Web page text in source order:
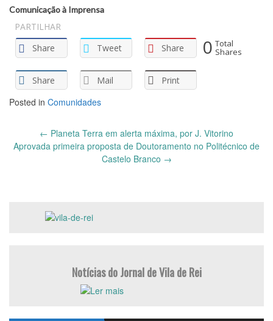
Comunicação à Imprensa
PARTILHAR
Share
Tweet Share
Share Mail Print
0 Total
Shares
Posted in Comunidades
navigation
← Planeta Terra em alerta máxima, por J. Vitorino
Aprovada primeira proposta de Doutoramento no Politécnico de
Castelo Branco →
Notícias do Jornal de Vila de Rei